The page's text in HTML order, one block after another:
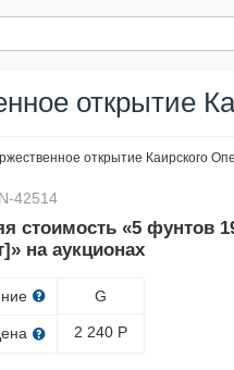
открытие
открытие Каирского
42514
стоимость «5 фунтов
на аукционах
G
2 240 Р